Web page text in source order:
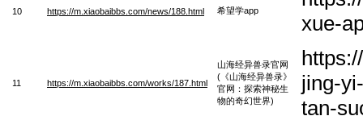
10 https://m.xiaobaibbs.com/news/188.html 希望学app
xue-
11 https://m.xiaobaibbs.com/works/187.html
山海经异兽录官网
(《山海经异兽录》
官网：探索神秘生
物的奇幻世界)
jing-
tan-